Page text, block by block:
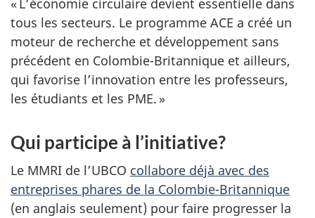
Qui participe à l’initiative?
Le MMRI de l’UBCO collabore déjà avec des
entreprises phares de la Colombie-Britannique
(en anglais seulement) pour faire progresser la